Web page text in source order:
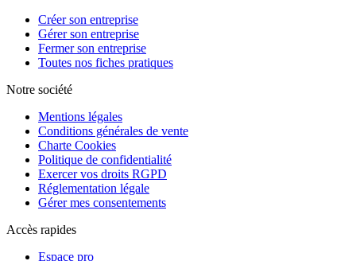
Créer son entreprise
Gérer son entreprise
Fermer son entreprise
Toutes nos fiches pratiques
Notre société
Mentions légales
Conditions générales de vente
Charte Cookies
Politique de confidentialité
Exercer vos droits RGPD
Réglementation légale
Gérer mes consentements
Accès rapides
Espace pro